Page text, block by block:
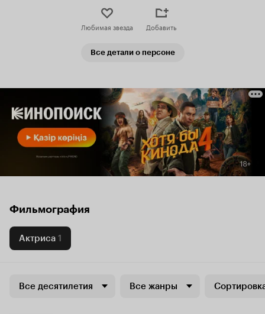
Любимая звезда Добавить
Все детали о персоне
Фильмография
Актриса 1
Все десятилетия Все жанры